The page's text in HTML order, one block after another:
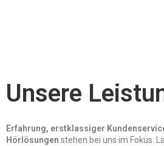
Unsere
Erfahrung, erstklassiger
Hörlösungen stehen bei uns im Fokus.